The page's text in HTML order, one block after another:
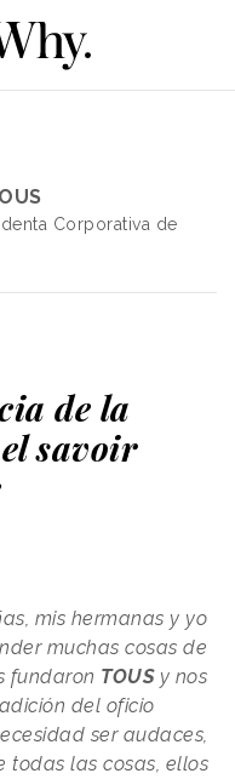
Corporativa de
de la
savoir
mis hermanas y yo
muchas cosas de
fundaron TOUSy nos
del oficio
ser audaces,
todas las cosas, ellos